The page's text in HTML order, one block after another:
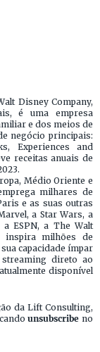
Disney Company,
é uma empresa
e dos meios de
negócio principais:
Experiences and
receitas anuais de
Médio Oriente e
milhares de
e as suas outras
a Star Wars, a
ESPN, a The Walt
inspira milhões de
capacidade ímpar
direto ao
disponível
da Lift Consulting,
unsubscribe no